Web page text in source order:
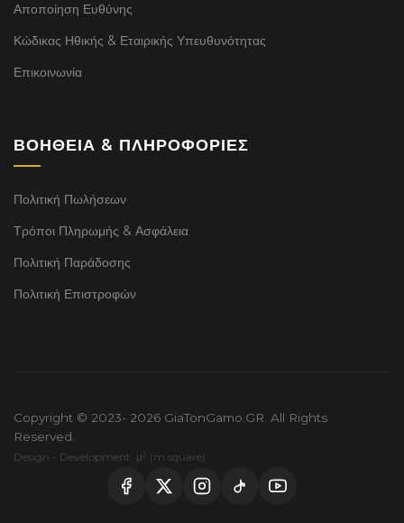
Αποποίηση Ευθύνης
Κώδικας Ηθικής & Εταιρικής Υπευθυνότητας
Επικοινωνία
ΒΟΉΘΕΙΑ & ΠΛΗΡΟΦΟΡΊΕΣ
Πολιτική Πωλήσεων
Τρόποι Πληρωμής & Ασφάλεια
Πολιτική Παράδοσης
Πολιτική Επιστροφών
Copyright © 2023- 2026 GiaTonGamo.GR. All Rights
Reserved.
Design - Development: μ² (m square)